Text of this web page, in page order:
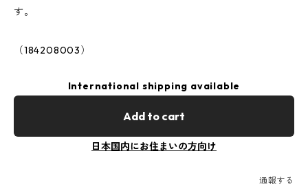
す。
（184208003）
International shipping available
Add to cart
日本国内にお住まいの方向け
通報する